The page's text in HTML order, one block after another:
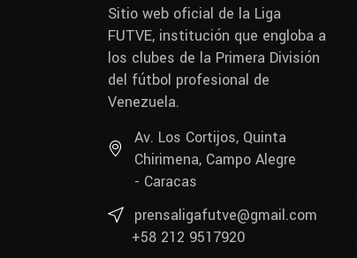
Sitio web oficial de la Liga
FUTVE, institución que engloba a
los clubes de la Primera División
del fútbol profesional de
Venezuela.
Av. Los Cortijos, Quinta
Chirimena, Campo Alegre
- Caracas
prensaligafutve@gmail.com
+58 212 9517920